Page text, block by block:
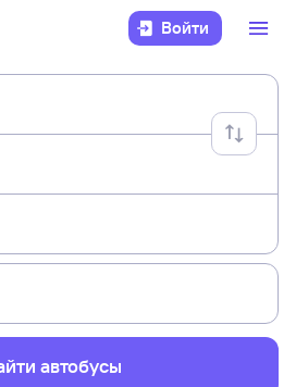
Войти
автобусы